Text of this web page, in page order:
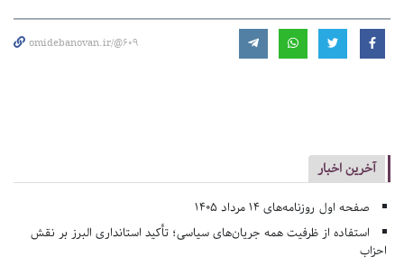
omidebanovan.ir/@609
آخرین اخبار
صفحه اول روزنامه‌های 14 مرداد 1405
استفاده از ظرفیت همه جریان‌های سیاسی؛ تأکید استانداری البرز بر نقش
احزاب